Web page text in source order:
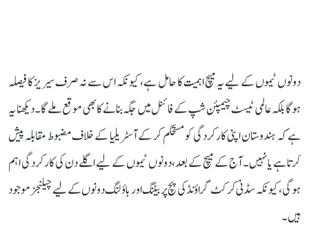
دونوں ٹیموں کے لیے یہ میچ اہمیت کا حامل ہے، کیونکہ اس سے نہ صرف سیریز کا فیصلہ
ہوگا بلکہ عالمی ٹیسٹ چیمپئن شپ کے فائنل میں جگہ بنانے کا بھی موقع ملے گا۔ دیکھنا یہ
ہے کہ ہندوستان اپنی کارکردگی کو مستحکم کر کے آسٹریلیا کے خلاف مضبوط مقابلہ پیش
کرتا ہے یا نہیں۔ آج کے میچ کے بعد، دونوں ٹیموں کے لیے اگلے دن کی کارکردگی اہم
ہوگی، کیونکہ سڈنی کرکٹ گراؤنڈ کی پچ پر بیٹنگ اور باؤلنگ دونوں کے لیے چیلنجز موجود
ہیں۔